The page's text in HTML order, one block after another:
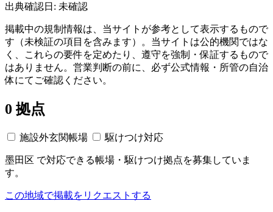
出典確認日: 未確認
掲載中の規制情報は、当サイトが参考として表示するもので
す（未検証の項目を含みます）。当サイトは公的機関ではな
く、これらの要件を定めたり、遵守を強制・保証するもので
はありません。営業判断の前に、必ず公式情報・所管の自治
体にてご確認ください。
0 拠点
施設外玄関帳場 駆けつけ対応
墨田区 で対応できる帳場・駆けつけ拠点を募集していま
す。
この地域で掲載をリクエストする